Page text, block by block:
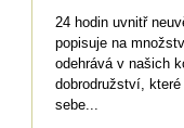
24 hodin uvnitř
popisuje na
odehrává v našich
dobrodružství,
sebe...